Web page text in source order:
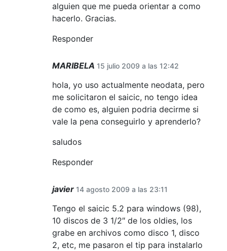
alguien que me pueda orientar a como
hacerlo. Gracias.
Responder
MARIBELA 15 julio 2009 a las 12:42
hola, yo uso actualmente neodata, pero
me solicitaron el saicic, no tengo idea
de como es, alguien podria decirme si
vale la pena conseguirlo y aprenderlo?
saludos
Responder
javier 14 agosto 2009 a las 23:11
Tengo el saicic 5.2 para windows (98),
10 discos de 3 1/2″ de los oldies, los
grabe en archivos como disco 1, disco
2, etc, me pasaron el tip para instalarlo